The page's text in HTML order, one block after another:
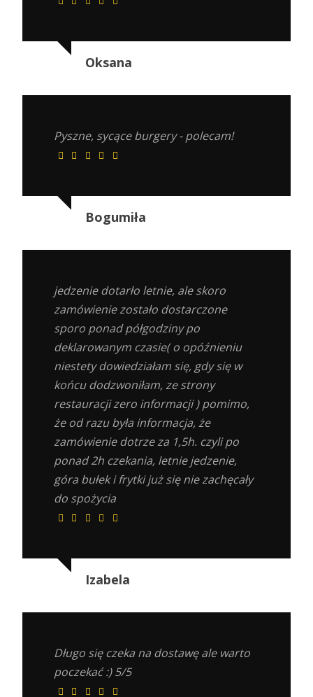
Oksana
Pyszne, sycące burgery - polecam!
Bogumiła
jedzenie dotarło letnie, ale skoro
zamówienie zostało dostarczone
sporo ponad półgodziny po
deklarowanym czasie( o opóźnieniu
niestety dowiedziałam się, gdy się w
końcu dodzwoniłam, ze strony
restauracji zero informacji ) pomimo,
że od razu była informacja, że
zamówienie dotrze za 1,5h. czyli po
ponad 2h czekania, letnie jedzenie,
góra bułek i frytki już się nie zachęcały
do spożycia
Izabela
Długo się czeka na dostawę ale warto
poczekać :) 5/5